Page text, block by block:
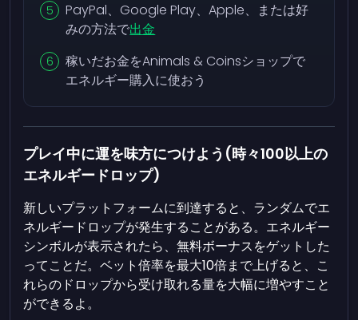
PayPal、Google Play、Apple、または好
みの方法で出金
稼いだお金をAnimals & Coinsショップで
エネルギー購入に使おう
プレイ中に運を味方につけよう(時々100以上の
エネルギードロップ)
新しいプラットフォームに到達すると、ランダムでエ
ネルギードロップが発生することがある。エネルギー
シンボルが表示されたら、無料ボーナスをゲットした
ってことだ。ベット倍率を最大10倍まで上げると、こ
れらのドロップから受け取れる量を大幅に増やすこと
ができるよ。